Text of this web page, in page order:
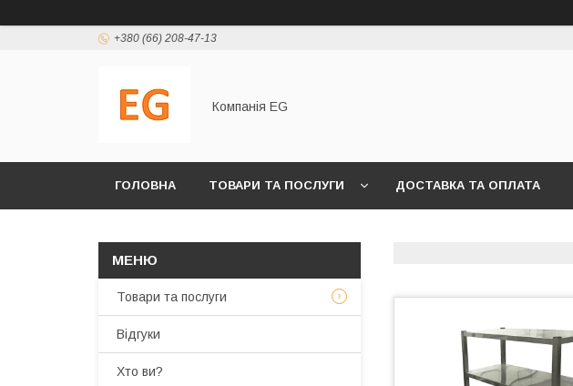
+380 (66) 208-47-13
Компанія EG
ГОЛОВНА ТОВАРИ ТА ПОСЛУГИ ДОСТАВКА ТА ОПЛАТА
Товари та послуги
Відгуки
Хто ви?